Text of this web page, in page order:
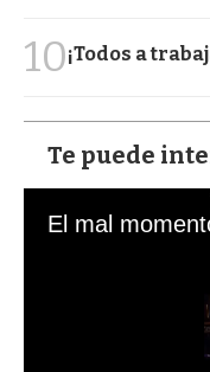
10¡Todos a
Te puede